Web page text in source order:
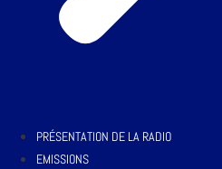
PRÉSENTATION DE LA RADIO
EMISSIONS